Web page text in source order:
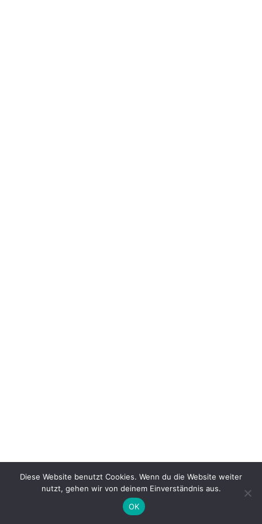
Diese Website benutzt Cookies. Wenn du die Website weiter
nutzt, gehen wir von deinem Einverständnis aus.
OK